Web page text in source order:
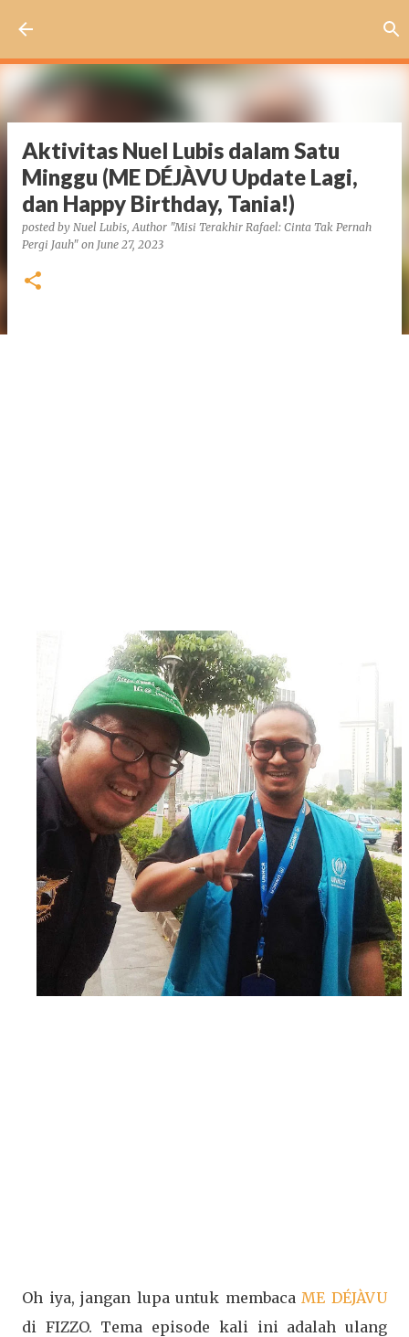
Aktivitas Nuel Lubis dalam Satu
Minggu (ME DÉJÀVU Update Lagi,
dan Happy Birthday, Tania!)
posted by Nuel Lubis, Author "Misi Terakhir Rafael: Cinta Tak Pernah
Pergi Jauh" on June 27, 2023
Oh iya, jangan lupa untuk membacaME DÉJÀVU
di FIZZO. Tema episode kali ini adalah ulang